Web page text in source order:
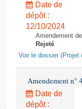
Date de
dépôt :
12/10/2024
Amendement
Rejeté
Voir le dossier (Projet
Amendement n°
Date de
dépôt :